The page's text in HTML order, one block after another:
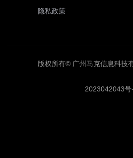
隐私政策
版权所有© 广州马克信息科技
2023042043号